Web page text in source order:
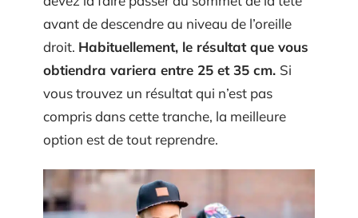
avant de descendre au niveau de l’oreille
droit. Habituellement, le résultat que vous
obtiendra variera entre 25 et 35 cm. Si
vous trouvez un résultat qui n’est pas
compris dans cette tranche, la meilleure
option est de tout reprendre.